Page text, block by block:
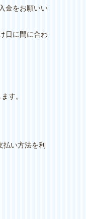
金をお願いい
日に間に合わ
す。
い方法を利